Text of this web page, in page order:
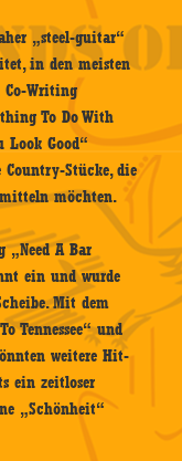
„steel-guitar“
in den meisten
Co-Writing
To Do With
Look Good“
Stücke, die
möchten.
„Need A Bar
ein und wurde
Mit dem
Tennessee“ und
weitere Hit-
ein zeitloser
„Schönheit“